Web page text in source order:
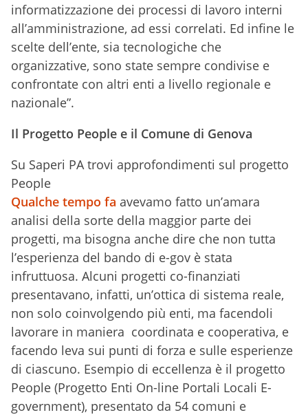
informatizzazione dei processi di lavoro interni
all’amministrazione, ad essi correlati. Ed infine le
scelte dell’ente, sia tecnologiche che
organizzative, sono state sempre condivise e
confrontate con altri enti a livello regionale e
nazionale”.
Il Progetto People e il Comune di Genova
Su Saperi PA trovi approfondimenti sul progetto
People
Qualche tempo fa avevamo fatto un’amara
analisi della sorte della maggior parte dei
progetti, ma bisogna anche dire che non tutta
l’esperienza del bando di e-gov è stata
infruttuosa. Alcuni progetti co-finanziati
presentavano, infatti, un’ottica di sistema reale,
non solo coinvolgendo più enti, ma facendoli
lavorare in maniera coordinata e cooperativa, e
facendo leva sui punti di forza e sulle esperienze
di ciascuno. Esempio di eccellenza è il progetto
People (Progetto Enti On-line Portali Locali E-
government), presentato da 54 comuni e